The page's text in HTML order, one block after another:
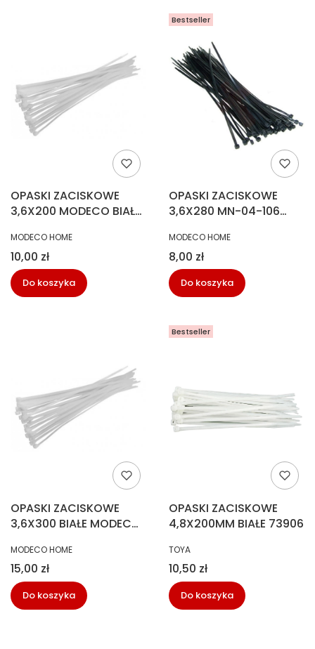
OPASKI ZACISKOWE
3,6X200 MODECO BIAŁE
PRODUCENT
MODECO HOME
Cena
10,00 zł
Do koszyka
Bestseller
OPASKI ZACISKOWE
3,6X280 MN-04-106
PRODUCENT
MODECO HOME
Cena
8,00 zł
Do koszyka
OPASKI ZACISKOWE
3,6X300 BIAŁE MODECO
PRODUCENT
MODECO HOME
Cena
15,00 zł
Do koszyka
Bestseller
OPASKI ZACISKOWE
4,8X200MM BIAŁE 73906
PRODUCENT
TOYA
Cena
10,50 zł
Do koszyka